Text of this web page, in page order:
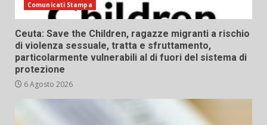
Comunicati Stampa
Ceuta: Save the Children, ragazze migranti a rischio
di violenza sessuale, tratta e sfruttamento,
particolarmente vulnerabili al di fuori del sistema di
protezione
6 Agosto 2026